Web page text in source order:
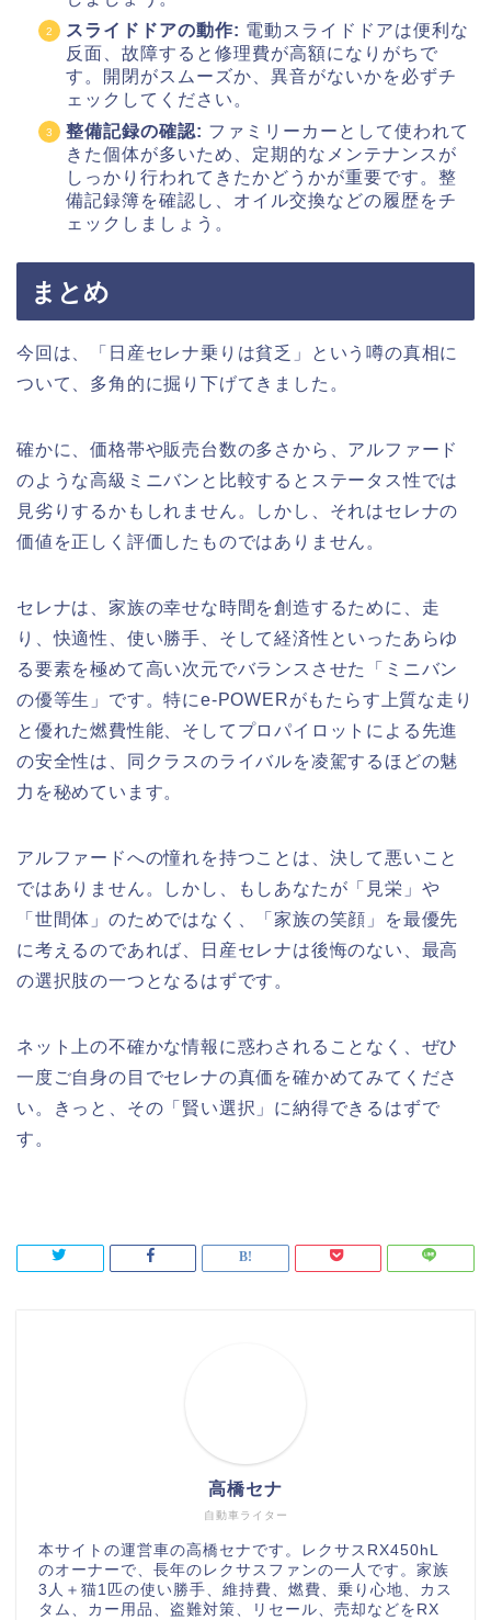
スライドドアの動作: 電動スライドドアは便利な
反面、故障すると修理費が高額になりがちで
す。開閉がスムーズか、異音がないかを必ずチ
ェックしてください。
整備記録の確認: ファミリーカーとして使われて
きた個体が多いため、定期的なメンテナンスが
しっかり行われてきたかどうかが重要です。整
備記録簿を確認し、オイル交換などの履歴をチ
ェックしましょう。
まとめ
今回は、「日産セレナ乗りは貧乏」という噂の真相に
ついて、多角的に掘り下げてきました。
確かに、価格帯や販売台数の多さから、アルファード
のような高級ミニバンと比較するとステータス性では
見劣りするかもしれません。しかし、それはセレナの
価値を正しく評価したものではありません。
セレナは、家族の幸せな時間を創造するために、走
り、快適性、使い勝手、そして経済性といったあらゆ
る要素を極めて高い次元でバランスさせた「ミニバン
の優等生」です。特にe-POWERがもたらす上質な走り
と優れた燃費性能、そしてプロパイロットによる先進
の安全性は、同クラスのライバルを凌駕するほどの魅
力を秘めています。
アルファードへの憧れを持つことは、決して悪いこと
ではありません。しかし、もしあなたが「見栄」や
「世間体」のためではなく、「家族の笑顔」を最優先
に考えるのであれば、日産セレナは後悔のない、最高
の選択肢の一つとなるはずです。
ネット上の不確かな情報に惑わされることなく、ぜひ
一度ご自身の目でセレナの真価を確かめてみてくださ
い。きっと、その「賢い選択」に納得できるはずで
す。
自動車ライター
高橋セナ
本サイトの運営車の高橋セナです。レクサスRX450hL
のオーナーで、長年のレクサスファンの一人です。家族
3人＋猫1匹の使い勝手、維持費、燃費、乗り心地、カス
タム、カー用品、盗難対策、リセール、売却などをRX